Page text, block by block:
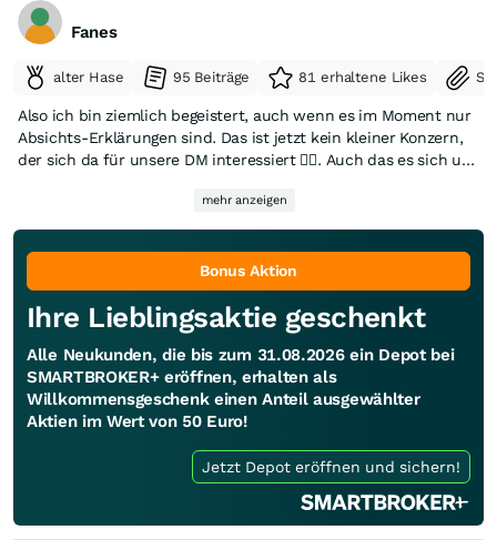
Fanes
alter Hase 95 Beiträge 81 erhaltene Likes
Also ich bin ziemlich begeistert, auch wenn es im Moment nur
Absichts-Erklärungen sind. Das ist jetzt kein kleiner Konzern,
der sich da für unsere DM interessiert ☝🏼. Auch das es sich um
sehr positiv. Warum? Südkorea und Japan eint > langfristiger
Plan (kein hü und hot), vorher wird gut überlegt, keine
Schnellschüsse, aber danach verlässliche Partner +
partnerschaftliches Verhalten. Über Kapitalkraft müssten die
auch reichlich verfügen 😉. Jaaaa - jetzt wird aus Phantasie
ein realistische Zukunft. Habe Heute mein Depot aufgeräumt
(Frühjahrsputz) > und bei DM aufgestockt. Schönen Abend in
die Runde 👋🏼
mehr anzeigen
Bonus Aktion
Ihre Lieblingsaktie geschenkt
Alle Neukunden, die bis zum 31.08.2026 ein Depot bei
SMARTBROKER+ eröffnen, erhalten als
Willkommensgeschenk einen Anteil ausgewählter
Aktien im Wert von 50 Euro!
Jetzt Depot eröffnen und sichern!